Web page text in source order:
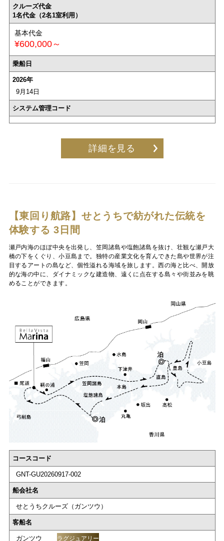
クルーズ代金
1名代金（2名1室利用）
基本代金
¥600,000～
乗船日
2026年
9月14日
システム管理コード
詳細を見る
【東回り航路】せとうちで紡がれた伝統を
体験する 3日間
瀬戸内海のほぼ中央を出発し、笠岡諸島や塩飽諸島を抜け、壮観な瀬戸大
橋の下をくぐり、小豆島まで。独特の産業文化を育んできた島や世界が注
目するアートの島など、個性溢れる海域を旅します。西の海と比べ、開放
的な海の中に、ダイナミックな建造物、遠くに点在する島々や街並みを眺
めることができます。
コースコード
GNT-GU20260917-002
船会社名
せとうちクルーズ（ガンツウ）
客船名
ガンツウ ラグジュアリー